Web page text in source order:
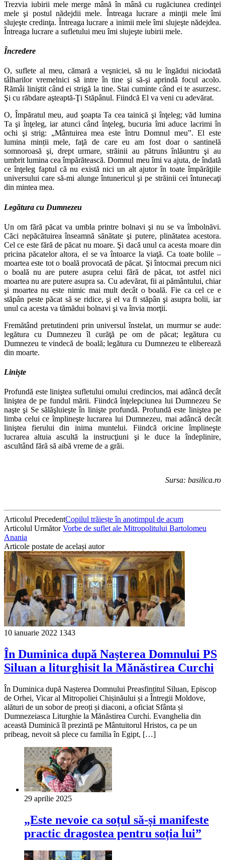
Trezvia iubirii mele merge mână în mână cu rugă­ciunea credinţei
mele şi postul nădejdii mele. Întreaga lucrare a minţii mele îmi
slujeşte credinţa. Întreaga lucrare a inimii mele îmi slujeşte nădejdea.
Întreaga lucrare a sufletului meu îmi slujeşte iubirii mele.
Încredere
O, suflete al meu, cămară a veşniciei, să nu le îngădui niciodată
tâlharilor vremelnici să intre în tine şi să-şi aprindă focul acolo.
Rămâi liniştit când ei strigă la tine. Stai cuminte când ei te asurzesc.
Şi cu răbdare aşteaptă-Ţi Stăpânul. Fiindcă El va veni cu adevărat.
O, Împăratul meu, aud şoapta Ta cea tainică şi în­ţeleg; văd lumina
Ta şi înţeleg, iar atunci când înţeleg, bucuria îmi aduce lacrimi în
ochi şi strig: „Mântuirea mea este întru Domnul meu”. El este
lumina minții mele, faţă de care eu am fost doar o santinelă
somnoroasă şi, drept urmare, străinii au pătruns înlăuntru şi au
umbrit lumina cea împă­rătească. Domnul meu îmi va ajuta, de îndată
ce înţeleg fap­tul că nu există nici un alt ajutor în toate împărăţiile
universului care să-mi alunge întunericul şi pe străinii cei întunecaţi
din mintea mea.
Legătura cu Dumnezeu
Un om fără păcat va umbla printre bolnavi şi nu se va îmbolnăvi.
Căci nepăcătuirea înseamnă sănătate şi putere, plinătatea acestora.
Cel ce este fără de păcat nu moare. Şi dacă unul ca acesta moare din
pricina păcatelor altora, el se va întoarce la viaţă. Ca toate bolile –
moartea este tot o boală provocată de păcat. Şi întocmai precum nici
o boală nu are putere asupra celui fără de păcat, tot ast­fel nici
moartea nu are putere asupra sa. Cu adevărat, fii ai pământului, chiar
şi moartea nu este nimic mai mult decât o boală. Fie ca cel ce e
stăpân peste păcat să se ridice, şi el va fi stăpân şi asupra bolii, iar
unul ca acesta va tă­mădui bolnavi şi va învia morţii.
Fremătând pretutindeni prin universul înstelat, un murmur se aude:
legătura cu Dumnezeu îl curăţă pe om de păcat; legătura cu
Dumnezeu te vindecă de boală; legătura cu Dumnezeu te eliberează
din moarte.
Liniște
Pro­fundă este liniştea sufletului omului credincios, mai adâncă decât
liniştea de pe fundul mării. Fiindcă înţe­lepciunea lui Dumnezeu Se
naşte şi Se sălăşluieşte în linişte profundă. Profundă este liniştea pe
limba celui ce împlineşte lucrarea lui Dumnezeu, mai adâncă decât
liniştea fierului din inima muntelui. Fiindcă ori­cine împlineşte
lucrarea altuia ascultă la instrucţiuni şi le duce la îndeplinire,
ascultând fără să aibă vreme de a grăi.
Sursa: basilica.ro
Articolul PrecedentCopilul trăiește în anotimpul de acum
Articolul UrmătorVorbe de suflet ale Mitropolitului Bartolomeu
Anania
Articole postate de același autor
10 ianuarie 2022 1343
În Duminica după Naşterea Domnului PS
Siluan a liturghisit la Mănăstirea Curchi
În Duminica după Nașterea Domnului Preasfințitul Siluan, Episcop
de Orhei, Vicar al Mitropoliei Chișinăului și a Întregii Moldove,
alături de un sobor de preoți și diaconi, a oficiat Sfânta și
Dumnezeiasca Liturghie la Mănăstirea Curchi. Evanghelia din
această Duminică îl prezintă pe Mântuitorul Hristos, ca pe un
pribeag, nevoit să plece cu familia în Egipt, […]
29 aprilie 2025
„Este nevoie ca soțul să-și manifeste
practic dragostea pentru soția lui”